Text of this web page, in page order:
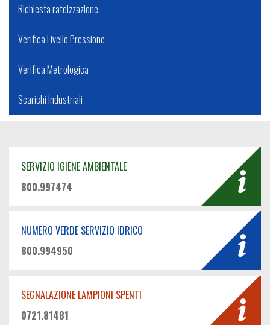
Richiesta rateizzazione
Verifica Livello Pressione
Verifica Metrologica
Scarichi Industriali
SERVIZIO IGIENE AMBIENTALE
800.997474
NUMERO VERDE SERVIZIO IDRICO
800.994950
SEGNALAZIONE LAMPIONI SPENTI
0721.81481